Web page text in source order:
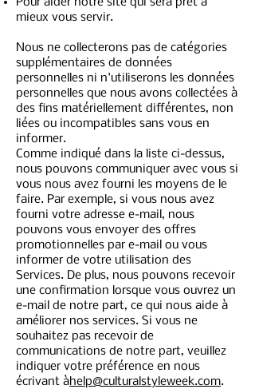
mieux vous servir.
Nous ne collecterons pas de catégories
supplémentaires de données
personnelles ni n'utiliserons les données
personnelles que nous avons collectées à
des fins matériellement différentes, non
liées ou incompatibles sans vous en
informer.
Comme indiqué dans la liste ci-dessus,
nous pouvons communiquer avec vous si
vous nous avez fourni les moyens de le
faire. Par exemple, si vous nous avez
fourni votre adresse e-mail, nous
pouvons vous envoyer des offres
promotionnelles par e-mail ou vous
informer de votre utilisation des
Services. De plus, nous pouvons recevoir
une confirmation lorsque vous ouvrez un
e-mail de notre part, ce qui nous aide à
améliorer nos services. Si vous ne
souhaitez pas recevoir de
communications de notre part, veuillez
indiquer votre préférence en nous
écrivant àhelp@culturalstyleweek.com.